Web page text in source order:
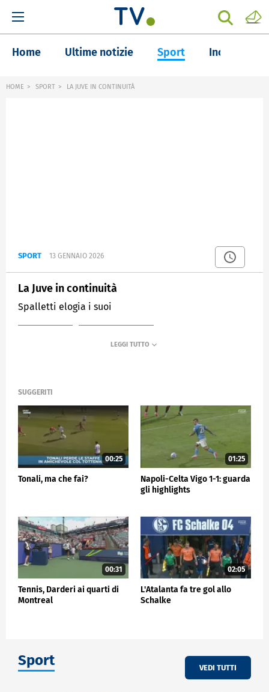
Home Ultime notizie Sport Inchieste
HOME SPORT LA JUVE IN CONTINUITÀ
SPORT 13 GENNAIO 2026
La Juve in continuità
Spalletti elogia i suoi
SUGGERITI
00:25
Tonali, ma che fai?
01:25
Napoli-Celta Vigo 1-1: guarda
gli highlights
00:31
Tennis, Darderi ai quarti di
Montreal
02:05
L'Atalanta fa tre gol allo
Schalke
Sport VEDI TUTTI